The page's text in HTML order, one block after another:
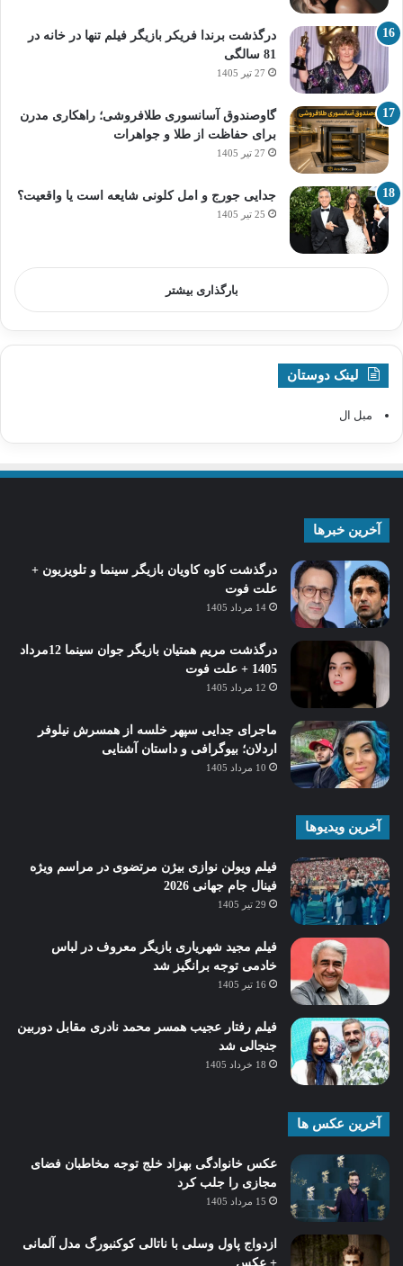
درگذشت برندا فریکر بازیگر فیلم تنها در خانه در
81 سالگی
27 تیر 1405
گاوصندوق آسانسوری طلافروشی؛ راهکاری مدرن
برای حفاظت از طلا و جواهرات
27 تیر 1405
جدایی جورج و امل کلونی شایعه است یا واقعیت؟
25 تیر 1405
بارگذاری بیشتر
لینک دوستان
مبل ال
آخرین خبرها
درگذشت کاوه کاویان بازیگر سینما و تلویزیون +
علت فوت
14 مرداد 1405
درگذشت مریم همتیان بازیگر جوان سینما 12مرداد
1405 + علت فوت
12 مرداد 1405
ماجرای جدایی سپهر خلسه از همسرش نیلوفر
اردلان؛ بیوگرافی و داستان آشنایی
10 مرداد 1405
آخرین ویدیوها
فیلم ویولن نوازی بیژن مرتضوی در مراسم ویژه
فینال جام جهانی 2026
29 تیر 1405
فیلم مجید شهریاری بازیگر معروف در لباس
خادمی توجه برانگیز شد
16 تیر 1405
فیلم رفتار عجیب همسر محمد نادری مقابل دوربین
جنجالی شد
18 خرداد 1405
آخرین عکس ها
عکس خانوادگی بهزاد خلج توجه مخاطبان فضای
مجازی را جلب کرد
15 مرداد 1405
ازدواج پاول وسلی با ناتالی کوکنبورگ مدل آلمانی
+ عکس